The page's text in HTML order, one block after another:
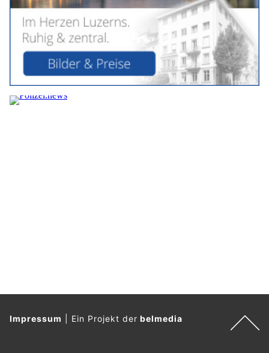
Impressum Ein Projekt derbelmedia